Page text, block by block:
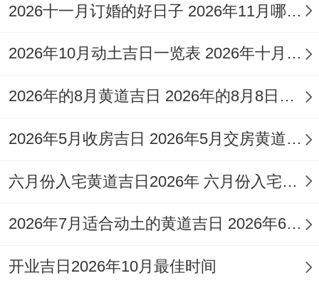
邻月份）中理发的具体宜忌日期可参考如
选！
4月12日（农历三月廿五- 星期二）:此日
增福，理发寓意财富积累！
2026十一月订婚的好日子 2026年11月哪天订婚好
2026年10月动土吉日一览表 2026年十月六日能动土吗
2026年的8月黄道吉日 2026年的8月8日是星期几
2026年5月收房吉日 2026年5月交房黄道吉日
六月份入宅黄道吉日2026年 六月份入宅黄道吉日查询
2026年7月适合动土的黄道吉日 2026年6月动土的黄道吉日
开业吉日2026年10月最佳时间